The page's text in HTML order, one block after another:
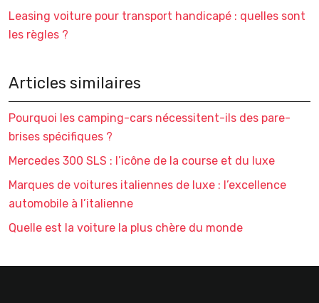
Leasing voiture pour transport handicapé : quelles sont
les règles ?
Articles similaires
Pourquoi les camping-cars nécessitent-ils des pare-
brises spécifiques ?
Mercedes 300 SLS : l’icône de la course et du luxe
Marques de voitures italiennes de luxe : l’excellence
automobile à l’italienne
Quelle est la voiture la plus chère du monde